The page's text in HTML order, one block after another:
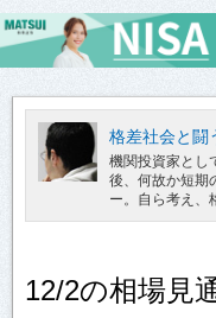
格差社会と闘
機関投資家とし
後、何故か短期
ー。自ら考え、
12/2の相場見